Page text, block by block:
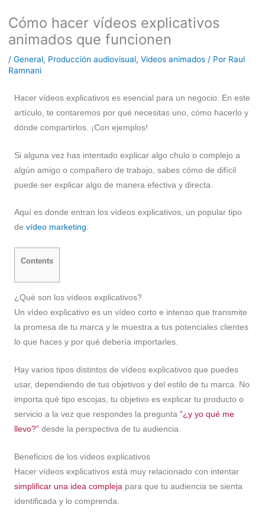
Cómo hacer vídeos explicativos
animados que funcionen
/ General, Producción audiovisual, Videos animados/ Por Raul
Ramnani
Hacer vídeos explicativos es esencial para un negocio. En este
artículo, te contaremos por qué necesitas uno, cómo hacerlo y
dónde compartirlos. ¡Con ejemplos!
Si alguna vez has intentado explicar algo chulo o complejo a
algún amigo o compañero de trabajo, sabes cómo de difícil
puede ser explicar algo de manera efectiva y directa.
Aquí es donde entran los vídeos explicativos, un popular tipo
de vídeo marketing.
Contents
¿Qué son los vídeos explicativos?
Un vídeo explicativo es un vídeo corto e intenso que transmite
la promesa de tu marca y le muestra a tus potenciales clientes
lo que haces y por qué debería importarles.
Hay varios tipos distintos de vídeos explicativos que puedes
usar, dependiendo de tus objetivos y del estilo de tu marca. No
importa qué tipo escojas, tu objetivo es explicar tu producto o
servicio a la vez que respondes la pregunta “¿y yo qué me
llevo?”desde la perspectiva de tu audiencia.
Beneficios de los vídeos explicativos
Hacer vídeos explicativos está muy relacionado con intentar
simplificar una idea complejapara que tu audiencia se sienta
identificada y lo comprenda.